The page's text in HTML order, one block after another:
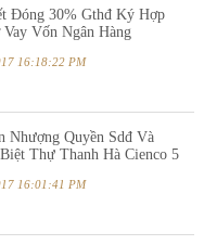
Đóng 30% Gthđ Ký Hợp
Vốn Ngân Hàng
16:18:22 PM
Nhượng Quyền Sdđ Và
Thự Thanh Hà Cienco 5
16:01:41 PM